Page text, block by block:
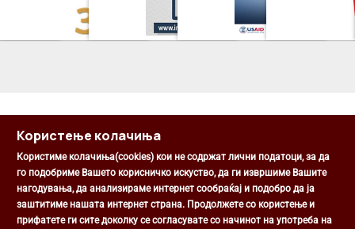
Општина Центар
Михаил Цоков бр. 1, Скопје
Користење колачиња
Користиме колачиња(cookies) кои не содржат лични податоци, за да
го подобриме Вашето корисничко искуство, да ги извршиме Вашите
нагодувања, да анализираме интернет сообраќај и подобро да ја
заштитиме нашата интернет страна. Продолжете со користење и
прифатете ги сите доколку се согласувате со начинот на употреба на